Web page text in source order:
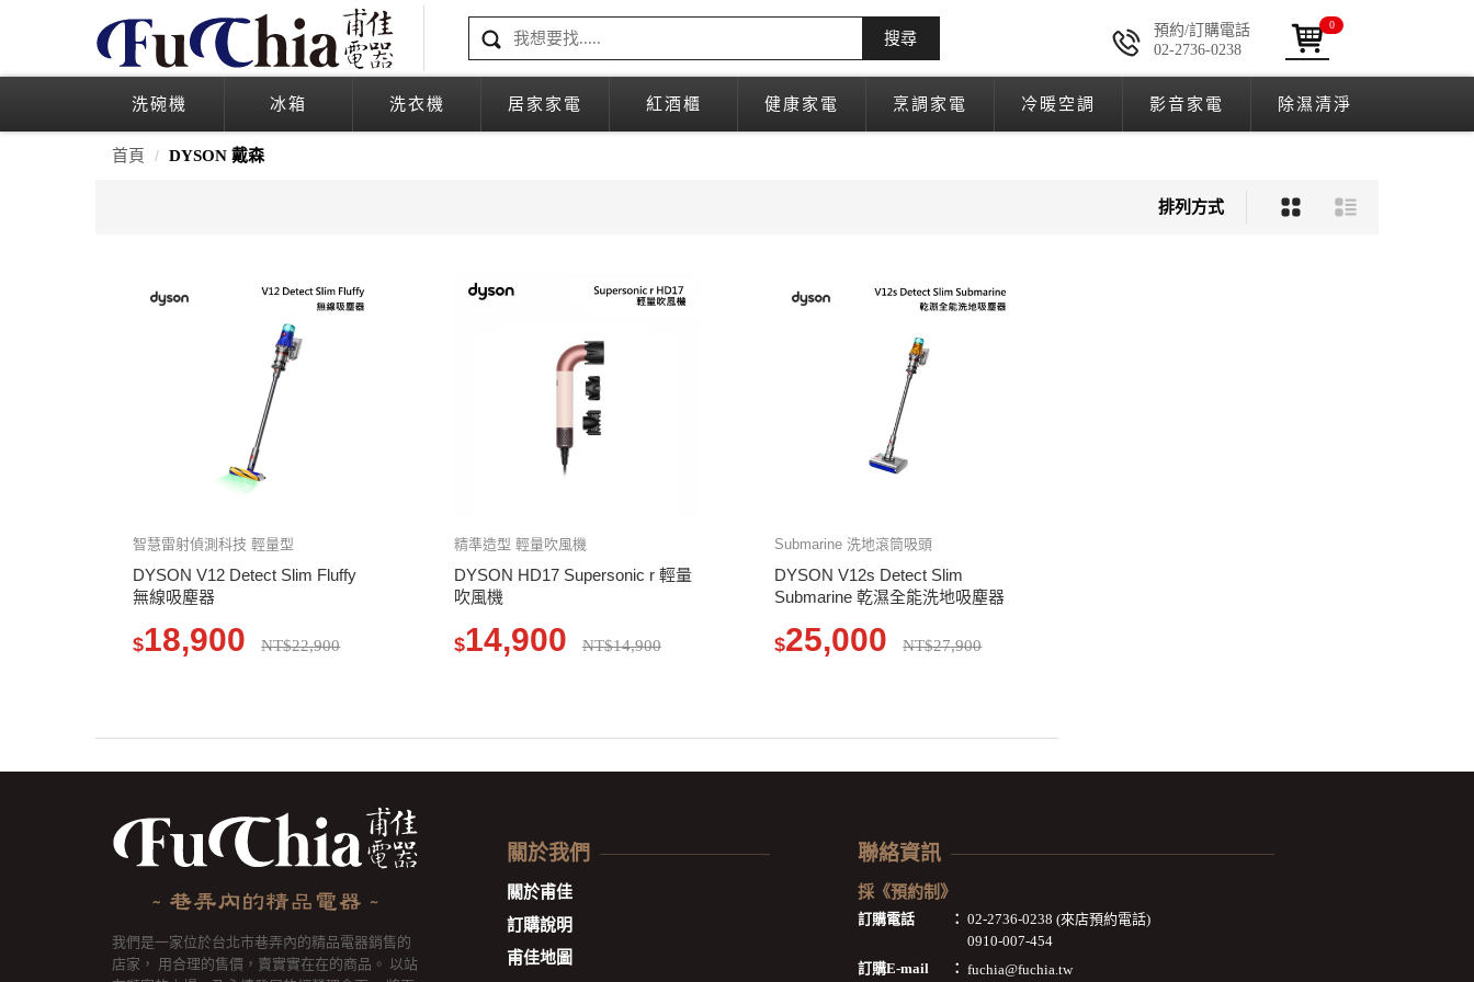
搜尋
預約/訂購電話
02-2736-0238
0
洗碗機 冰箱 洗衣機 居家家電 紅酒櫃 健康家電 烹調家電 冷暖空調 影音家電 除濕清淨
首頁 DYSON 戴森
排列方式
智慧雷射偵測科技 輕量型
DYSON V12 Detect Slim Fluffy
無線吸塵器
$18,900 NT$22,900
精準造型 輕量吹風機
DYSON HD17 Supersonic r 輕量
吹風機
$14,900 NT$14,900
Submarine 洗地滾筒吸頭
DYSON V12s Detect Slim
Submarine 乾濕全能洗地吸塵器
$25,000 NT$27,900
我們是一家位於台北市巷弄內的精品電器銷售的
店家， 用合理的售價，賣實實在在的商品。 以站
關於我們
關於甫佳
訂購說明
甫佳地圖
聯絡資訊
採《預約制》
訂購電話 ： 02-2736-0238 (來店預約電話)
0910-007-454
訂購E-mail
： fuchia@fuchia.tw